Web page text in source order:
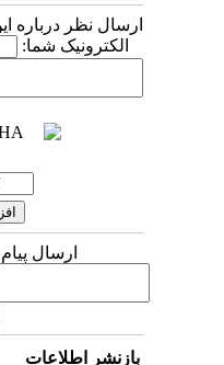
ارسال نظر درباره
الکترونیک شما:
ارسال پیام
بازنشر اطلاعات